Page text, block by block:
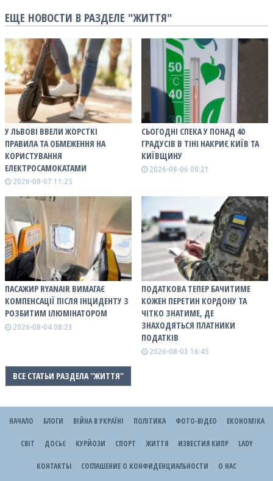
ЕЩЕ НОВОСТИ В РАЗДЕЛЕ "ЖИТТЯ"
У ЛЬВОВІ ВВЕЛИ ЖОРСТКІ
ПРАВИЛА ТА ОБМЕЖЕННЯ НА
КОРИСТУВАННЯ
ЕЛЕКТРОСАМОКАТАМИ
2026-08-07 11:25
СЬОГОДНІ СПЕКА У ПОНАД 40
ГРАДУСІВ В ТІНІ НАКРИЄ КИЇВ ТА
КИЇВЩИНУ
2026-08-06 08:21
ПАСАЖИР RYANAIR ВИМАГАЄ
КОМПЕНСАЦІЇ ПІСЛЯ ІНЦИДЕНТУ З
РОЗБИТИМ ІЛЮМІНАТОРОМ
2026-08-04 08:23
ПОДАТКОВА ТЕПЕР БАЧИТИМЕ
КОЖЕН ПЕРЕТИН КОРДОНУ ТА
ЧІТКО ЗНАТИМЕ, ДЕ
ЗНАХОДЯТЬСЯ ПЛАТНИКИ
ПОДАТКІВ
2026-08-03 16:45
ВСЕ СТАТЬИ РАЗДЕЛА "ЖИТТЯ"
НАЧАЛО БЛОГИ ВІЙНА В УКРАЇНІ ПОЛІТИКА ФОТО-ВІДЕО ЕКОНОМІКА
СВІТ ДОСЬЄ КУРЙОЗИ СПОРТ ЖИТТЯ ИЗВЕСТИЯ КИПР LADY
КОНТАКТЫ СОГЛАШЕНИЕ О КОНФИДЕНЦИАЛЬНОСТИ О НАС